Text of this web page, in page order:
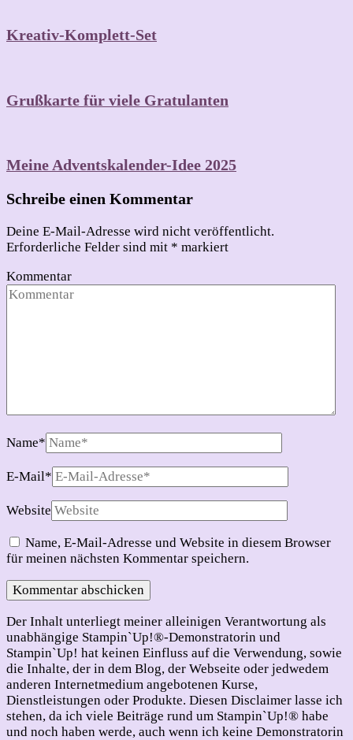
Kreativ-Komplett-Set
Grußkarte für viele Gratulanten
Meine Adventskalender-Idee 2025
Schreibe einen Kommentar
Deine E-Mail-Adresse wird nicht veröffentlicht.
Erforderliche Felder sind mit * markiert
Kommentar
Name*
E-Mail*
Website
Name, E-Mail-Adresse und Website in diesem Browser
für meinen nächsten Kommentar speichern.
Der Inhalt unterliegt meiner alleinigen Verantwortung als
unabhängige Stampin`Up!®-Demonstratorin und
Stampin`Up! hat keinen Einfluss auf die Verwendung, sowie
die Inhalte, der in dem Blog, der Webseite oder jedwedem
anderen Internetmedium angebotenen Kurse,
Dienstleistungen oder Produkte. Diesen Disclaimer lasse ich
stehen, da ich viele Beiträge rund um Stampin`Up!® habe
und noch haben werde, auch wenn ich keine Demonstratorin